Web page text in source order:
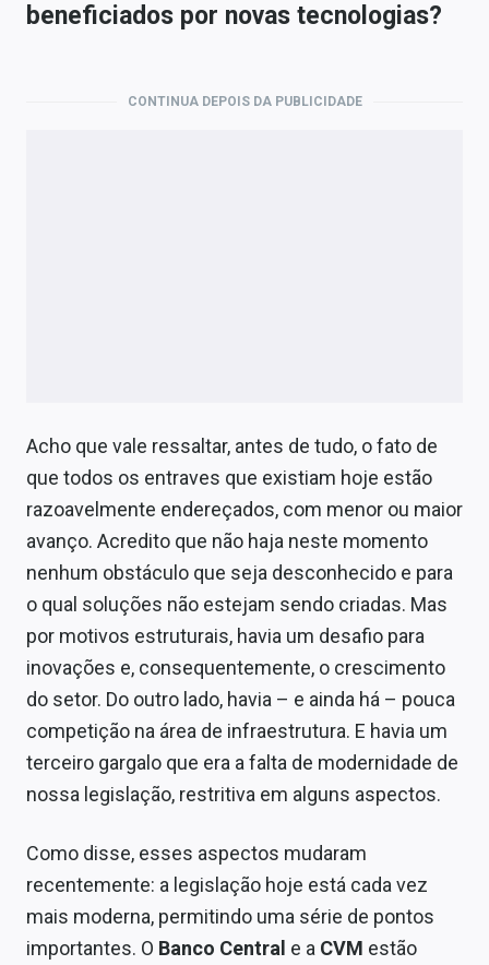
beneficiados por novas tecnologias?
CONTINUA DEPOIS DA PUBLICIDADE
Acho que vale ressaltar, antes de tudo, o fato de
que todos os entraves que existiam hoje estão
razoavelmente endereçados, com menor ou maior
avanço. Acredito que não haja neste momento
nenhum obstáculo que seja desconhecido e para
o qual soluções não estejam sendo criadas. Mas
por motivos estruturais, havia um desafio para
inovações e, consequentemente, o crescimento
do setor. Do outro lado, havia – e ainda há – pouca
competição na área de infraestrutura. E havia um
terceiro gargalo que era a falta de modernidade de
nossa legislação, restritiva em alguns aspectos.
Como disse, esses aspectos mudaram
recentemente: a legislação hoje está cada vez
mais moderna, permitindo uma série de pontos
importantes. O Banco Central e a CVM estão